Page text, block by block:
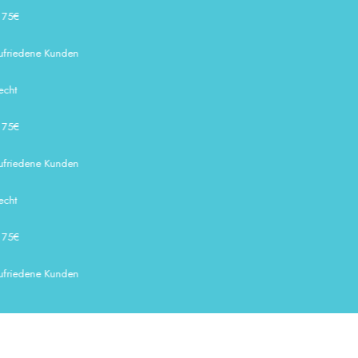
Kunden
Kunden
Kunden